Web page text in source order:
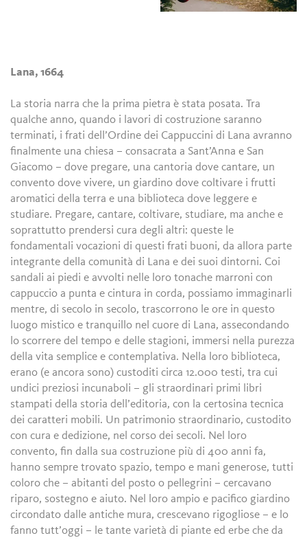
Lana, 1664
La storia narra che la prima pietra è stata posata. Tra
qualche anno, quando i lavori di costruzione saranno
terminati, i frati dell’Ordine dei Cappuccini di Lana avranno
finalmente una chiesa – consacrata a Sant’Anna e San
Giacomo – dove pregare, una cantoria dove cantare, un
convento dove vivere, un giardino dove coltivare i frutti
aromatici della terra e una biblioteca dove leggere e
studiare. Pregare, cantare, coltivare, studiare, ma anche e
soprattutto prendersi cura degli altri: queste le
fondamentali vocazioni di questi frati buoni, da allora parte
integrante della comunità di Lana e dei suoi dintorni. Coi
sandali ai piedi e avvolti nelle loro tonache marroni con
cappuccio a punta e cintura in corda, possiamo immaginarli
mentre, di secolo in secolo, trascorrono le ore in questo
luogo mistico e tranquillo nel cuore di Lana, assecondando
lo scorrere del tempo e delle stagioni, immersi nella purezza
della vita semplice e contemplativa. Nella loro biblioteca,
erano (e ancora sono) custoditi circa 12.000 testi, tra cui
undici preziosi incunaboli – gli straordinari primi libri
stampati della storia dell’editoria, con la certosina tecnica
dei caratteri mobili. Un patrimonio straordinario, custodito
con cura e dedizione, nel corso dei secoli. Nel loro
convento, fin dalla sua costruzione più di 400 anni fa,
hanno sempre trovato spazio, tempo e mani generose, tutti
coloro che – abitanti del posto o pellegrini – cercavano
riparo, sostegno e aiuto. Nel loro ampio e pacifico giardino
circondato dalle antiche mura, crescevano rigogliose – e lo
fanno tutt’oggi – le tante varietà di piante ed erbe che da